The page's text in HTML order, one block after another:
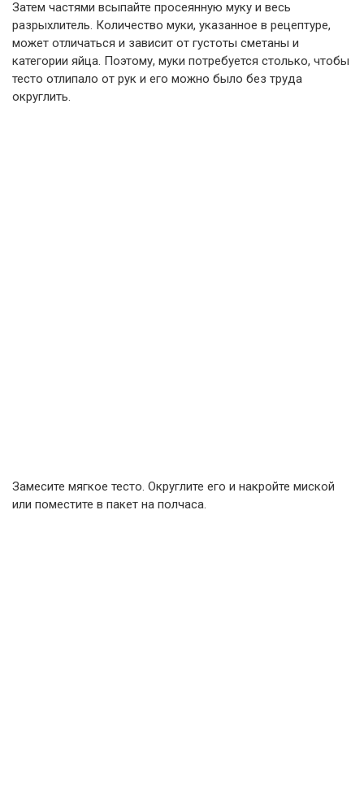
Затем частями всыпайте просеянную муку и весь
разрыхлитель. Количество муки, указанное в рецептуре,
может отличаться и зависит от густоты сметаны и
категории яйца. Поэтому, муки потребуется столько, чтобы
тесто отлипало от рук и его можно было без труда
округлить.
Замесите мягкое тесто. Округлите его и накройте миской
или поместите в пакет на полчаса.